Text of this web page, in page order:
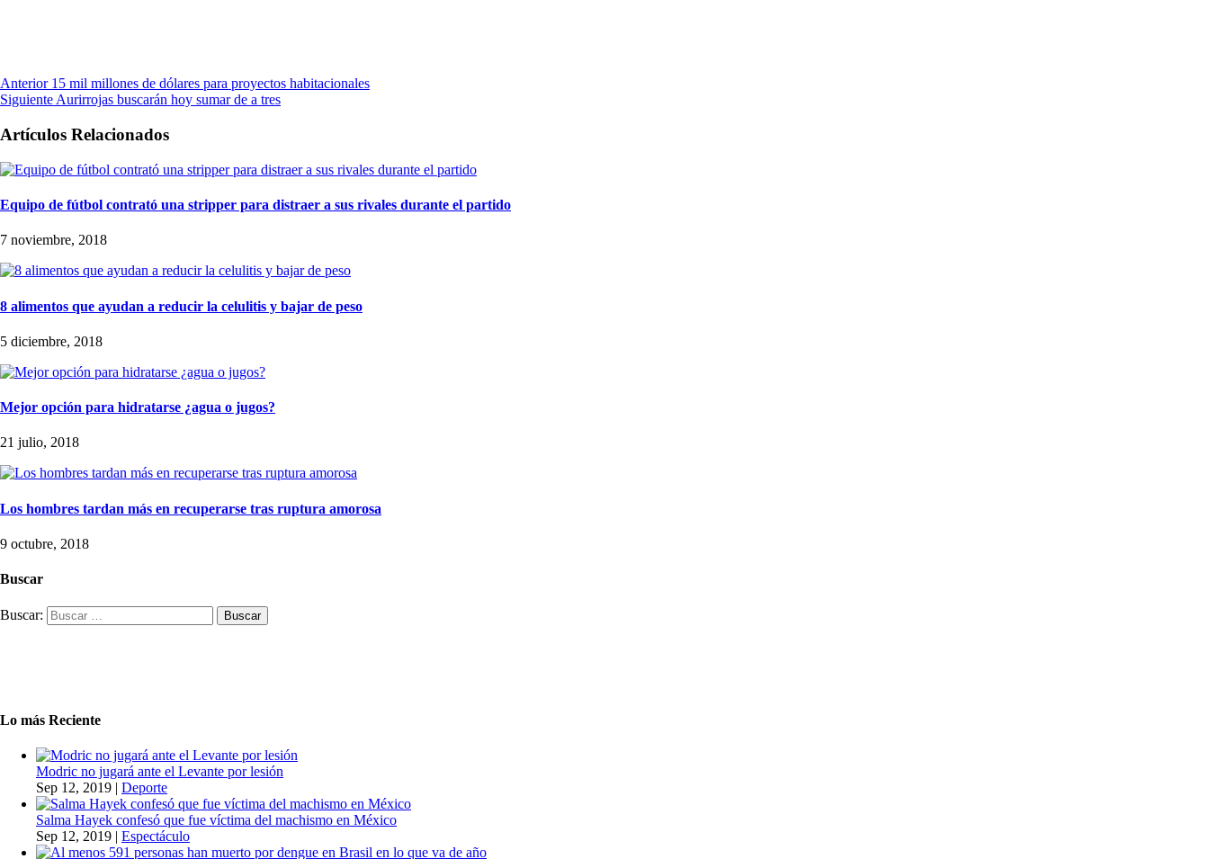
Anterior 15 mil millones de dólares para proyectos habitacionales
Siguiente Aurirrojas buscarán hoy sumar de a tres
Artículos Relacionados
Equipo de fútbol contrató una stripper para distraer a sus rivales durante el partido
7 noviembre, 2018
8 alimentos que ayudan a reducir la celulitis y bajar de peso
5 diciembre, 2018
Mejor opción para hidratarse ¿agua o jugos?
21 julio, 2018
Los hombres tardan más en recuperarse tras ruptura amorosa
9 octubre, 2018
Buscar
Buscar:
Lo más Reciente
Modric no jugará ante el Levante por lesión
Sep 12, 2019 | Deporte
Salma Hayek confesó que fue víctima del machismo en México
Sep 12, 2019 | Espectáculo